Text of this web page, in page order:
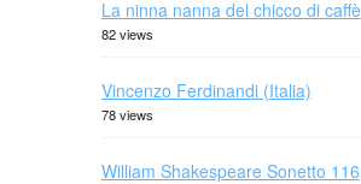
La ninna nanna del chicco di caffè
82 views
Vincenzo Ferdinandi (Italia)
78 views
William Shakespeare Sonetto 116